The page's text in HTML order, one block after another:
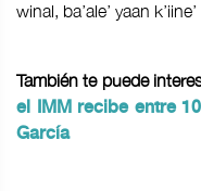
winal, ba’ale’ yaan
También te puede
el IMM recibe entre
García